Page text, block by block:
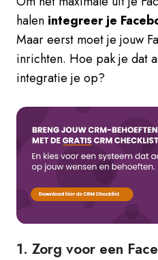
halen integreer je
Maar eerst moet je jouw
inrichten. Hoe pak je dat
integratie je op?
1. Zorg voor een